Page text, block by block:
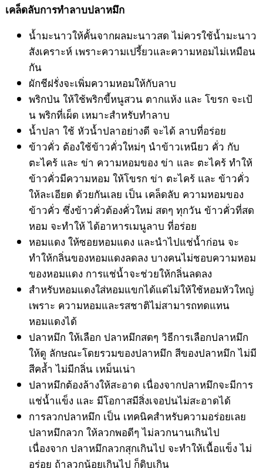
เคล็ดลับการทำลาบปลาหมึก
น้ำมะนาวให้คั้นจากผลมะนาวสด ไม่ควรใช้น้ำมะนาว
สังเคราะห์ เพราะความเปรี้ยวและความหอมไม่เหมือน
กัน
ผักชีฝรั่งจะเพิ่มความหอมให้กับลาบ
พริกป่น ให้ใช้พริกขี้หนูสวน ตากแห้ง และ โขรก จะเป้
น พริกที่เผ็ด เหมาะสำหรับทำลาบ
น้ำปลา ใช้ หัวน้ำปลาอย่างดี จะได้ ลาบที่อร่อย
ข้าวคั่ว ต้องใช้ข้าวคั่วใหม่ๆ นำข้าวเหนียว คั่ว กับ
ตะไคร้ และ ข่า ความหอมของ ข่า และ ตะไคร้ ทำให้
ข้าวคั่วมีความหอม ให้โขรก ข่า ตะไคร้ และ ข้าวคั่ว
ให้ละเอียด ด้วยกันเลย เป็น เคล็ดลับ ความหอมของ
ข้าวคั่ว ซึ่งข้าวคั่วต้องคั่วใหม่ สดๆ ทุกวัน ข้าวคั่วที่สด
หอม จะทำให้ ได้อาหารเมนูลาบ ที่อร่อย
หอมแดง ให้ซอยหอมแดง และนำไปแช่น้ำก่อน จะ
ทำให้กลิ่นของหอมแดงลดลง บางคนไม่ชอบความหอม
ของหอมแดง การแช่น้ำจะช่วยให้กลิ่นลดลง
สำหรับหอมแดงใส่หอมแขกได้แต่ไม่ให้ใช้หอมหัวใหญ่
เพราะ ความหอมและรสชาติไม่สามารถทดแทน
หอมแดงได้
ปลาหมึก ให้เลือก ปลาหมึกสดๆ วิธีการเลือกปลาหมึก
ให้ดู ลักษณะโดยรวมของปลาหมึก สีของปลาหมึก ไม่มี
สีคล้ำ ไม่มีกลิ่น เหม็นเน่า
ปลาหมึกต้องล้างให้สะอาด เนื่องจากปลาหมึกจะมีการ
แช่น้ำแข็ง และ มีโอกาสมีสิ่งเจอปนไม่สะอาดได้
การลวกปลาหมึก เป็น เทคนิคสำหรับความอร่อยเลย
ปลาหมึกลวก ให้ลวกพอดีๆ ไม่ลวกนานเกินไป
เนื่องจาก ปลาหมึกลวกสุกเกินไป จะทำให้เนื้อแข็ง ไม่
อร่อย ถ้าลวกน้อยเกินไป ก็ดิบเกิน